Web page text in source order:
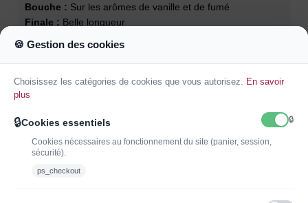
Bouche : Sur les arômes de vanille et de fumé
Finale : Belle longueur
Accords mets et vins :Poulet à la crème, poisson à chair
ferme type lotte à l'armoricaine et fricassée d'escargot.
🍪 Gestion des cookies
Choisissez les catégories de cookies que vous autorisez. En savoir
plus
🔒Cookies essentiels 🔒
Cookies nécessaires au fonctionnement du site (panier, session,
sécurité).
ps_checkout